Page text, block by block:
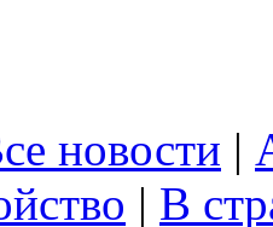
новости |
| В